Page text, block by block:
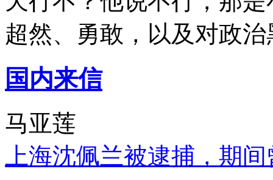
超然、勇敢，以及对政
国内来信
马亚莲
上海沈佩兰被逮捕，期